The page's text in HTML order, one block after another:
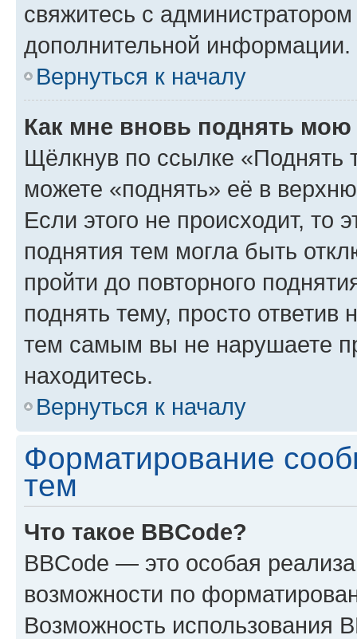
свяжитесь с
дополнительной информации.
Вернуться к началу
Как мне вновь поднять мою
Щёлкнув по ссылке «Поднять
можете «поднять» её в
Если этого не происходит, то
поднятия тем могла быть
пройти до повторного
поднять тему, просто ответив
тем самым вы не нарушаете
находитесь.
Вернуться к началу
Форматирование
тем
Что такое BBCode?
BBCode — это особая
возможности по
Возможность использования